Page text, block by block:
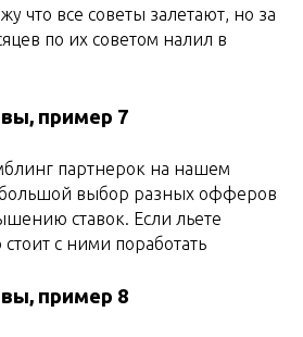
что все советы залетают, но за
по их советом налил в
пример 7
партнерок на нашем
выбор разных офферов
ставок. Если льете
с ними поработать
пример 8